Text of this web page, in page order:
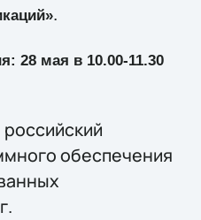
.
28 мая в 10.00-11.30
российский
обеспечения